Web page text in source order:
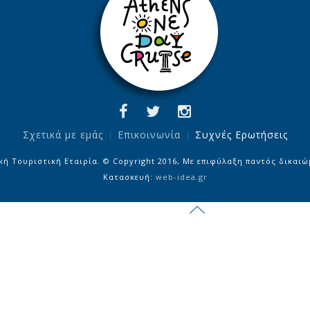
Σχετικά με εμάς Επικοινωνία Συχνές Ερωτήσεις
Τουριστική Εταιρία. © Copyright 2016, Με επιφύλαξη παντός
Κατασκευή: web-idea.gr